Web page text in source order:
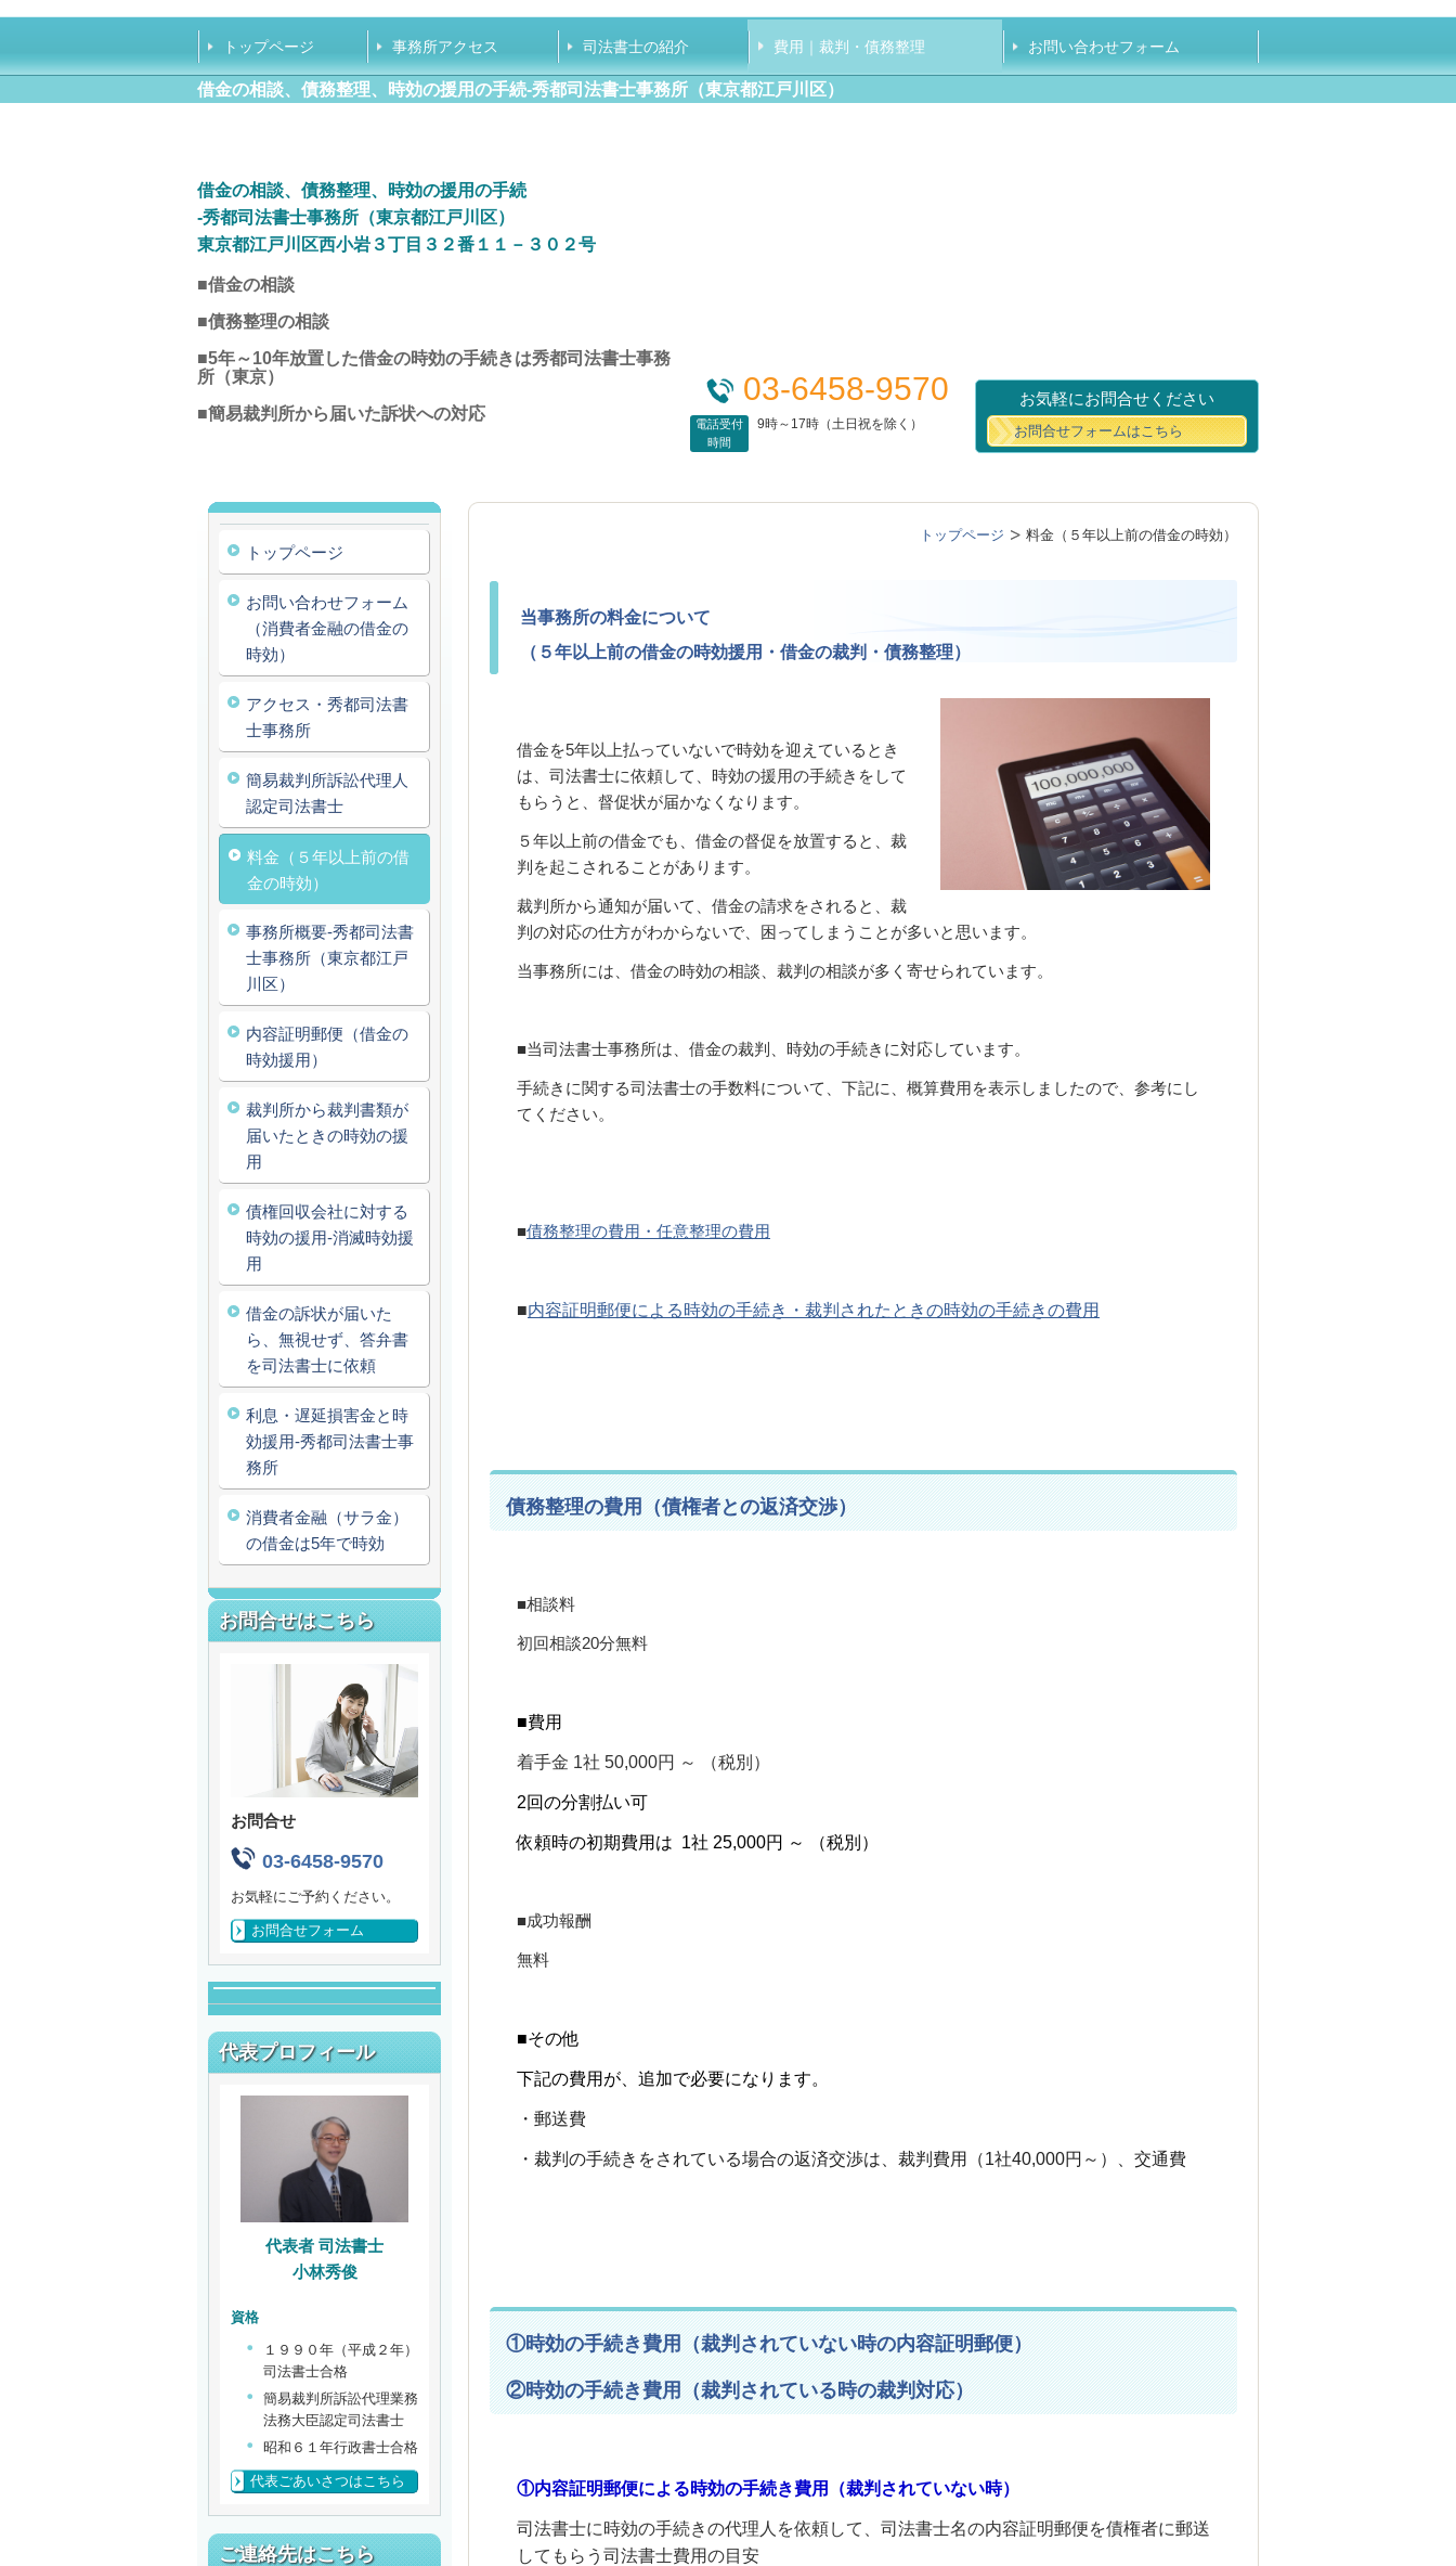
トップページ 事務所アクセス 司法書士の紹介 費用｜裁判・債務整理 お問い合わせフォーム
借金の相談、債務整理、時効の援用の手続‐秀都司法書士事務所（東京都江戸川区）
借金の相談、債務整理、時効の援用の手続
‐秀都司法書士事務所（東京都江戸川区）
東京都江戸川区西小岩 ３丁目３２番１１－３０２号
■借金の相談
■債務整理の相談
■5年～10年放置した借金の時効の手続きは秀都司法書士事務
所（東京）
■簡易裁判所から届いた訴状への対応
03-6458-9570
電話受付
時間
9時～17時（土日祝を除く）
お気軽にお問合せください
お問合せフォームはこちら
トップページ 料金（５年以上前の借金の時効）
当事務所の料金について
（５年以上前の借金の時効援用・借金の裁判・債務整理）
借金を5年以上払っていないで時効を迎えているとき
は、司法書士に依頼して、時効の援用の手続きをして
もらうと、督促状が届かなくなります。
５年以上前の借金でも、借金の督促を放置すると、裁
判を起こされることがあります。
裁判所から通知が届いて、借金の請求をされると、裁
判の対応の仕方がわからないで、困ってしまうことが多いと思います。
当事務所には、借金の時効の相談、裁判の相談が多く寄せられています。
■当司法書士事務所は、借金の裁判、時効の手続きに対応しています。
手続きに関する司法書士の手数料について、下記に、概算費用を表示しましたので、参考に し
てください。
■債務整理の費用・任意整理の費用
■内容証明郵便による時効の手続き・裁判されたときの時効の手続きの費用
債務整理の費用（債権者との返済交渉）
■相談料
初回相談20分無料
■費用
着手金 1社 50,000円 ～ （税別）
2回の分割払い可
依頼時の初期費用は 1社 25,000円 ～ （税別）
■成功報酬
無料
■その他
下記の費用が、追加で必要になります。
・郵送費
・裁判の手続きをされている場合の返済交渉は、裁判費用（1社40,000円～）、交通費
①時効の手続き費用（裁判されていない時の内容証明郵便）
②時効の手続き費用（裁判されている時の裁判対応）
①内容証明郵便による時効の手続き費用（裁判されていない時）
司法書士に時効の手続きの代理人を依頼して、司法書士名の内容証明郵便を債権者に郵送
してもらう司法書士費用の目安
トップページ
お問い合わせフォーム
（消費者金融の借金の
時効）
アクセス・秀都司法書
士事務所
簡易裁判所訴訟代理人
認定司法書士
料金（５年以上前の借
金の時効）
事務所概要‐秀都司法書
士事務所（東京都江戸
川区）
内容証明郵便（借金の
時効援用）
裁判所から裁判書類が
届いたときの時効の援
用
債権回収会社に対する
時効の援用‐消滅時効援
用
借金の訴状が届いた
ら、無視せず、答弁書
を司法書士に依頼
利息・遅延損害金と時
効援用‐秀都司法書士事
務所
消費者金融（サラ金）
の借金は5年で時効
お問合せはこちら
お問合せ
03-6458-9570
お気軽にご予約ください。
お問合せフォーム
代表プロフィール
代表者 司法書士
小林秀俊
資格
１９９０年（平成２年）
司法書士合格
簡易裁判所訴訟代理業務
法務大臣認定司法書士
昭和６１年行政書士合格
代表ごあいさつはこちら
ご連絡先はこちら